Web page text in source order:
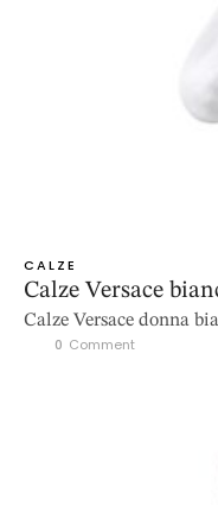
CALZE
Calze Versace
Calze Versace donna
0 Comment